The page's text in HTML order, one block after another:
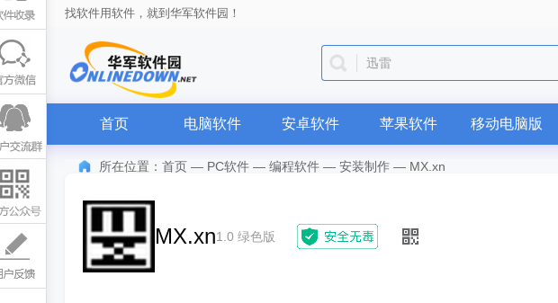
找软件用软件，就到华军软件园！
迅雷
首页 电脑软件 安卓软件 苹果软件 移动电脑版
所在位置： 首页 — PC软件 — 编程软件 — 安装制作 — MX.xn
MX.xn1.0 绿色版